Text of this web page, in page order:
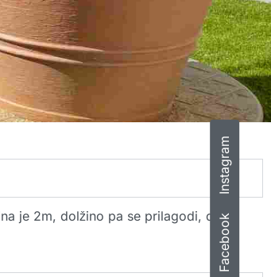
je 2m, dolžino pa se prilagodi, daFacebook
Instagram